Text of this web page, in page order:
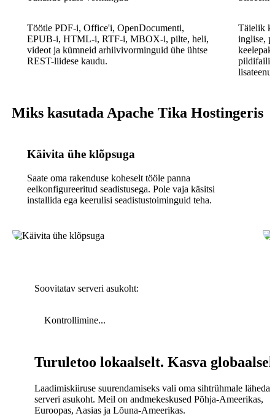
Töötle PDF-i, Office'i, OpenDocumenti,
EPUB-i, HTML-i, RTF-i, MBOX-i, pilte, heli,
videot ja kümneid arhiivivorminguid ühe ühtse
REST-liidese kaudu.
Täielik
inglise,
pildifailid
Miks kasutada Apache Tika Hostingeris
Käivita ühe klõpsuga
Saate oma rakenduse koheselt tööle panna
eelkonfigureeritud seadistusega. Pole vaja käsitsi
installida ega keerulisi seadistustoiminguid teha.
Soovitatav serveri asukoht:
Kontrollimine...
Turuletoo lokaalselt. Kasva
Laadimiskiiruse suurendamiseks vali oma sihtrühmale lähedal
serveri asukoht. Meil on andmekeskused Põhja-Ameerikas,
Euroopas, Aasias ja Lõuna-Ameerikas.